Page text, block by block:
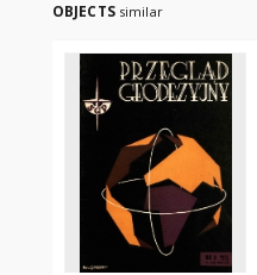
OBJECTS similar